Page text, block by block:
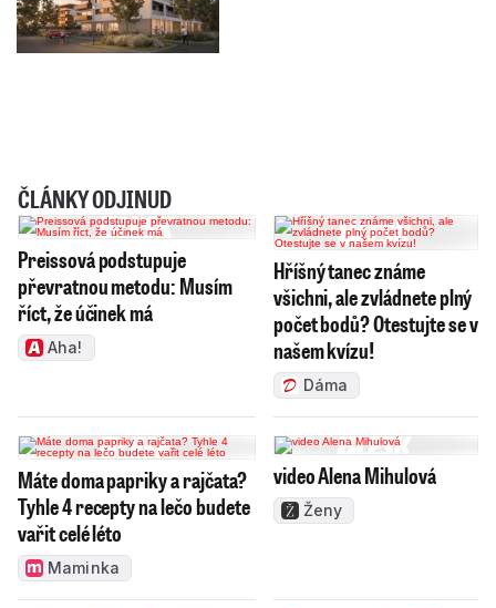
ČLÁNKY ODJINUD
Preissová podstupuje
převratnou metodu: Musím
říct, že účinek má
Aha!
Hříšný tanec známe
všichni, ale zvládnete plný
počet bodů? Otestujte se v
našem kvízu!
Dáma
Máte doma papriky a rajčata?
Tyhle 4 recepty na lečo budete
vařit celé léto
Maminka
video Alena Mihulová
Ženy